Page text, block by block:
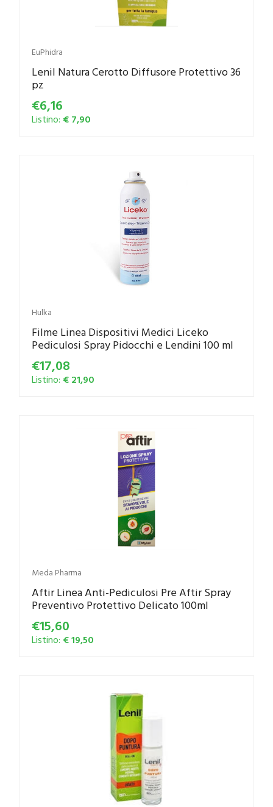
EuPhidra
Lenil Natura Cerotto Diffusore Protettivo 36
pz
€6,16
Listino: € 7,90
Hulka
Filme Linea Dispositivi Medici Liceko
Pediculosi Spray Pidocchi e Lendini 100 ml
€17,08
Listino: € 21,90
Meda Pharma
Aftir Linea Anti-Pediculosi Pre Aftir Spray
Preventivo Protettivo Delicato 100ml
€15,60
Listino: € 19,50